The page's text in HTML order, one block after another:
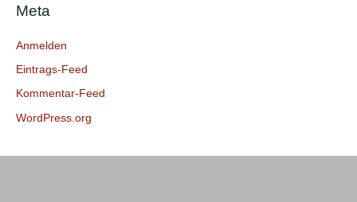
h
Meta
Anmelden
Eintrags-Feed
Kommentar-Feed
WordPress.org